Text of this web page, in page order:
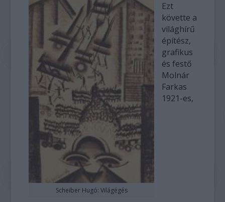
Scheiber Hugó: Világégés
Ezt
követte a
világhírű
építész,
grafikus
és festő
Molnár
Farkas
1921-es,